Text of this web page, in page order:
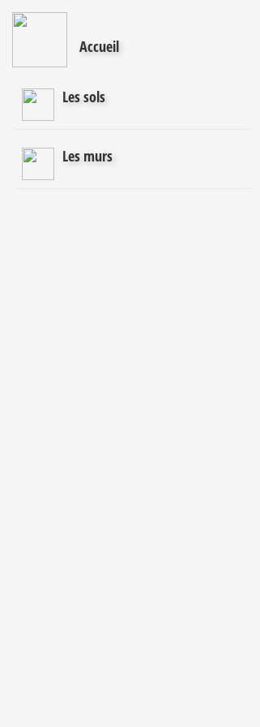
Accueil
Les sols
Les murs